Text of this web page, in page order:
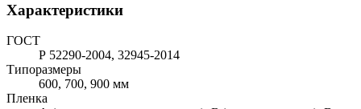
Характеристики
ГОСТ
Р 52290-2004, 32945-2014
Типоразмеры
600, 700, 900 мм
Пленка